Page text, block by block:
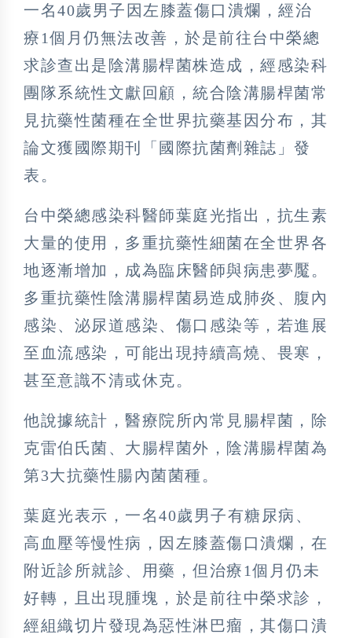
一名40歲男子因左膝蓋傷口潰爛，經治
療1個月仍無法改善，於是前往台中榮總
求診查出是陰溝腸桿菌株造成，經感染科
團隊系統性文獻回顧，統合陰溝腸桿菌常
見抗藥性菌種在全世界抗藥基因分布，其
論文獲國際期刊「國際抗菌劑雜誌」發
表。
台中榮總感染科醫師葉庭光指出，抗生素
大量的使用，多重抗藥性細菌在全世界各
地逐漸增加，成為臨床醫師與病患夢魘。
多重抗藥性陰溝腸桿菌易造成肺炎、腹內
感染、泌尿道感染、傷口感染等，若進展
至血流感染，可能出現持續高燒、畏寒，
甚至意識不清或休克。
他說據統計，醫療院所內常見腸桿菌，除
克雷伯氏菌、大腸桿菌外，陰溝腸桿菌為
第3大抗藥性腸內菌菌種。
葉庭光表示，一名40歲男子有糖尿病、
高血壓等慢性病，因左膝蓋傷口潰爛，在
附近診所就診、用藥，但治療1個月仍未
好轉，且出現腫塊，於是前往中榮求診，
經組織切片發現為惡性淋巴瘤，其傷口潰